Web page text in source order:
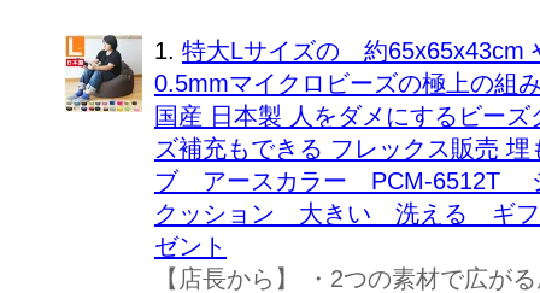
1. 特大Lサイズの 約65x65x43cm
0.5mmマイクロビーズの極上の
国産 日本製 人をダメにするビー
ズ補充もできる フレックス販売
ブ アースカラー PCM-6512T
クッション 大きい 洗える ギフ
ゼント
【店長から】 ・2つの素材で広が